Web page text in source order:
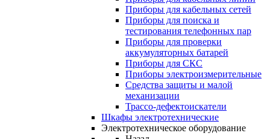
Приборы для кабельных сетей
Приборы для поиска и
тестирования телефонных пар
Приборы для проверки
аккумуляторных батарей
Приборы для СКС
Приборы электроизмерительные
Средства защиты и малой
механизации
Трассо-дефектоискатели
Шкафы электротехнические
Электротехническое оборудование